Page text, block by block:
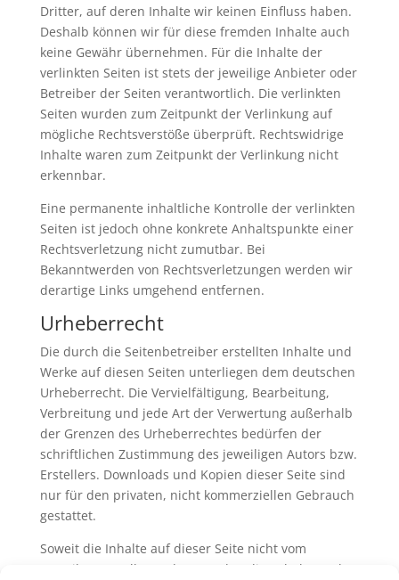
Dritter, auf deren Inhalte wir keinen Einfluss haben.
Deshalb können wir für diese fremden Inhalte auch
keine Gewähr übernehmen. Für die Inhalte der
verlinkten Seiten ist stets der jeweilige Anbieter oder
Betreiber der Seiten verantwortlich. Die verlinkten
Seiten wurden zum Zeitpunkt der Verlinkung auf
mögliche Rechtsverstöße überprüft. Rechtswidrige
Inhalte waren zum Zeitpunkt der Verlinkung nicht
erkennbar.
Eine permanente inhaltliche Kontrolle der verlinkten
Seiten ist jedoch ohne konkrete Anhaltspunkte einer
Rechtsverletzung nicht zumutbar. Bei
Bekanntwerden von Rechtsverletzungen werden wir
derartige Links umgehend entfernen.
Urheberrecht
Die durch die Seitenbetreiber erstellten Inhalte und
Werke auf diesen Seiten unterliegen dem deutschen
Urheberrecht. Die Vervielfältigung, Bearbeitung,
Verbreitung und jede Art der Verwertung außerhalb
der Grenzen des Urheberrechtes bedürfen der
schriftlichen Zustimmung des jeweiligen Autors bzw.
Erstellers. Downloads und Kopien dieser Seite sind
nur für den privaten, nicht kommerziellen Gebrauch
gestattet.
Soweit die Inhalte auf dieser Seite nicht vom
Betreiber erstellt wurden, werden die Urheberrechte